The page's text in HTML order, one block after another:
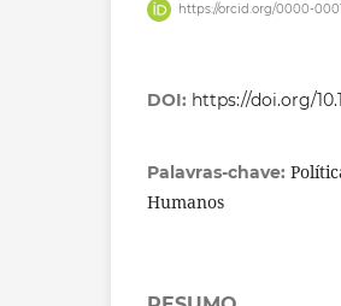
https://orcid.org/0000-
DOI: https://doi.org/
Palavras-chave:
Humanos